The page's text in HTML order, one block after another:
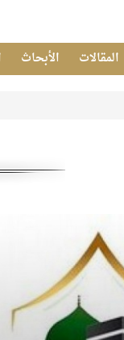
المقالات الأبحاث